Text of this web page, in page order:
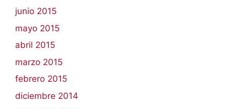
junio 2015
mayo 2015
abril 2015
marzo 2015
febrero 2015
diciembre 2014